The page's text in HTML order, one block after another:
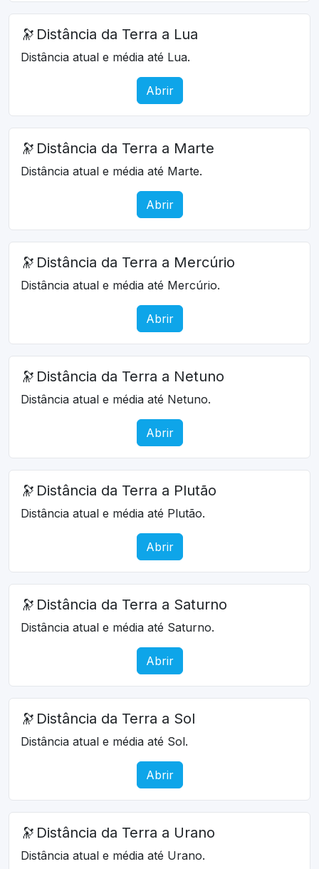
🔭 Distância da Terra a Lua
Distância atual e média até Lua.
Abrir
🔭 Distância da Terra a Marte
Distância atual e média até Marte.
Abrir
🔭 Distância da Terra a Mercúrio
Distância atual e média até Mercúrio.
Abrir
🔭 Distância da Terra a Netuno
Distância atual e média até Netuno.
Abrir
🔭 Distância da Terra a Plutão
Distância atual e média até Plutão.
Abrir
🔭 Distância da Terra a Saturno
Distância atual e média até Saturno.
Abrir
🔭 Distância da Terra a Sol
Distância atual e média até Sol.
Abrir
🔭 Distância da Terra a Urano
Distância atual e média até Urano.